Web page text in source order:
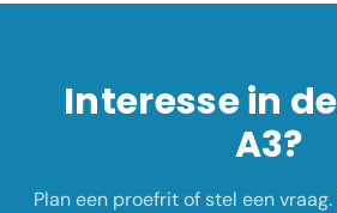
Interesse in
A3?
Plan een proefrit of stel een